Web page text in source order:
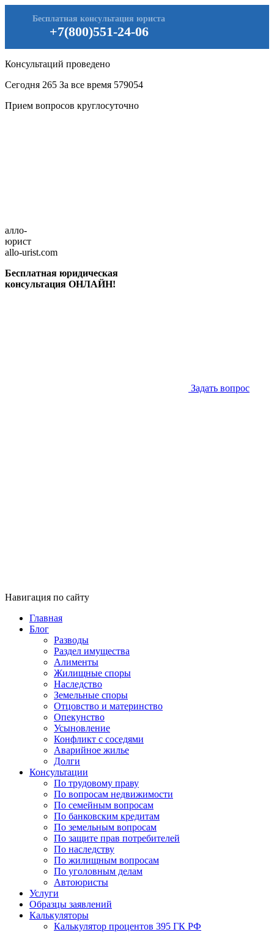
+7(800)551-24-06
Бесплатная консультация юриста
Консультаций проведено
Сегодня 265 За все время 579054
Прием вопросов круглосуточно
алло-
юрист
allo-urist.com
Бесплатная юридическая
консультация ОНЛАЙН!
Задать вопрос
Навигация по сайту
Главная
Блог
Разводы
Раздел имущества
Алименты
Жилищные споры
Наследство
Земельные споры
Отцовство и материнство
Опекунство
Усыновление
Конфликт с соседями
Аварийное жилье
Долги
Консультации
По трудовому праву
По вопросам недвижимости
По семейным вопросам
По банковским кредитам
По земельным вопросам
По защите прав потребителей
По наследству
По жилищным вопросам
По уголовным делам
Автоюристы
Услуги
Образцы заявлений
Калькуляторы
Калькулятор процентов 395 ГК РФ